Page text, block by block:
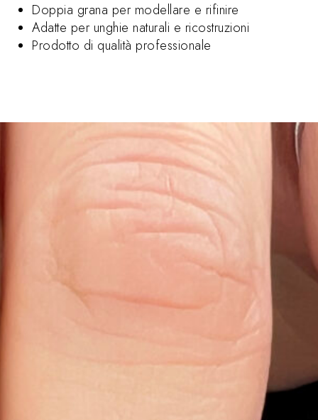
Doppia grana per modellare e rifinire
Adatte per unghie naturali e ricostruzioni
Prodotto di qualità professionale